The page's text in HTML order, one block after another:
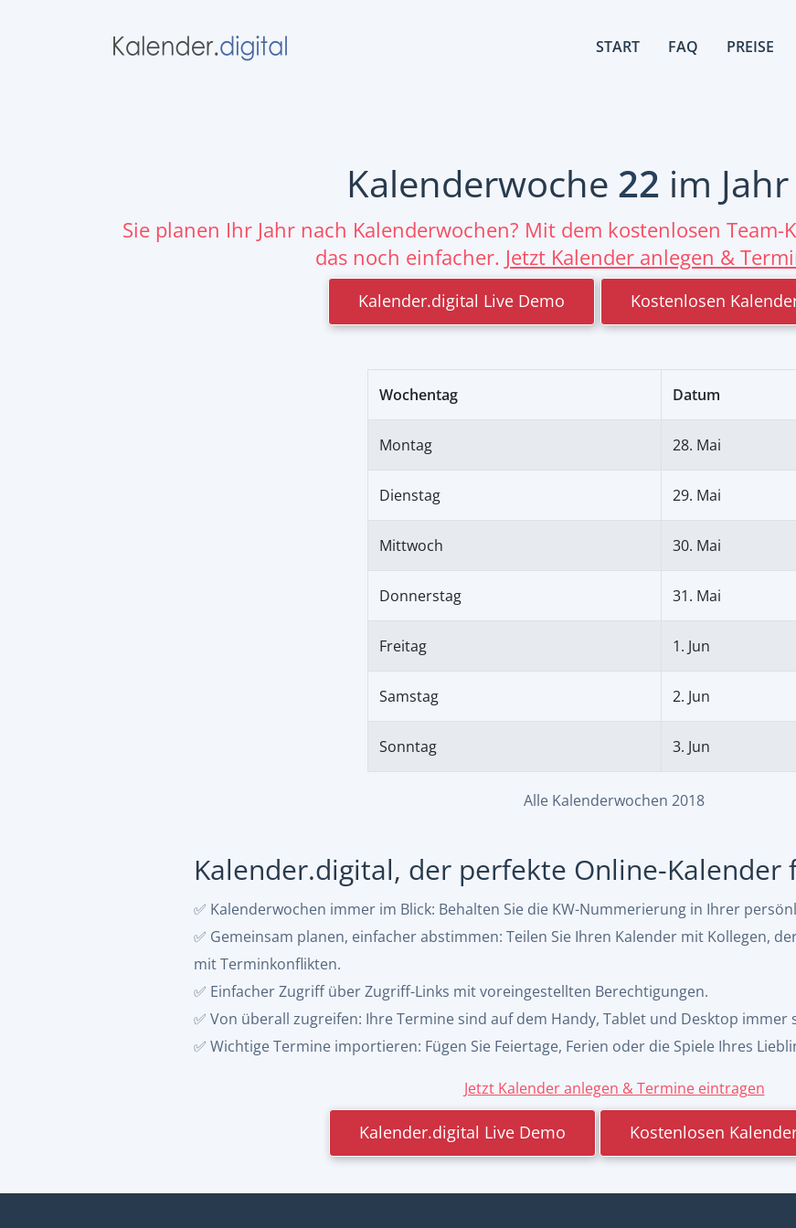
START FAQ PREISE
Kalenderwoche 22 im Jahr
Sie planen Ihr Jahr nach Kalenderwochen? Mit dem kostenlosen
das noch einfacher. Jetzt Kalender anlegen &
Kalender.digital Live Demo Kostenlosen
Wochentag Datum
Montag 28. Mai
Dienstag 29. Mai
Mittwoch 30. Mai
Donnerstag 31. Mai
Freitag 1. Jun
Samstag 2. Jun
Sonntag 3. Jun
Alle Kalenderwochen 2018
Kalender.digital, der perfekte Online-Kalender
✅ Kalenderwochen immer im Blick: Behalten Sie die KW-Nummerierung in Ihrer
✅ Gemeinsam planen, einfacher abstimmen: Teilen Sie Ihren Kalender mit Kollegen,
mit Terminkonflikten.
✅ Einfacher Zugriff über Zugriff-Links mit voreingestellten Berechtigungen.
✅ Von überall zugreifen: Ihre Termine sind auf dem Handy, Tablet und Desktop immer
✅ Wichtige Termine importieren: Fügen Sie Feiertage, Ferien oder die Spiele Ihres
Jetzt Kalender anlegen & Termine eintragen
Kalender.digital Live Demo Kostenlosen